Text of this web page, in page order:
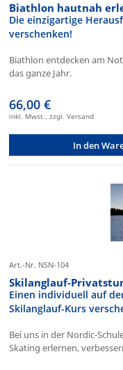
Biathlon hautnah
Die einzigartige
verschenken!
Biathlon entdecken am
das ganze Jahr.
66,00 €
inkl. Mwst., zzgl. Versand
In den
Art.-Nr. NSN-104
Skilanglauf-
Einen individuell auf
Skilanglauf-Kurs
Bei uns in der Nordic-
Skating erlernen,